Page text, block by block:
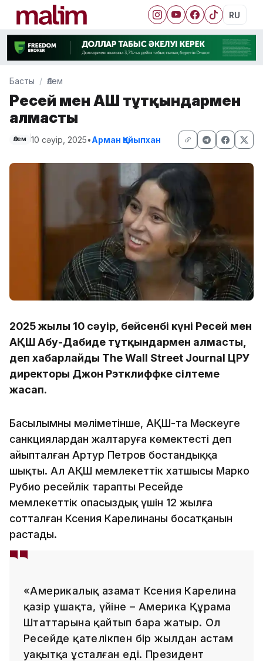
RU
Басты Әлем
Ресей мен АҚШ тұтқындармен
алмасты
Әлем 10 сәуір, 2025•Арман Қайыпхан
2025 жылғы 10 сәуір, бейсенбі күні Ресей мен
АҚШ Абу-Дабиде тұтқындармен алмасты,
деп хабарлайды The Wall Street Journal ЦРУ
директоры Джон Рэтклиффке сілтеме
жасап.
Басылымның мәліметінше, АҚШ-та Мәскеуге
санкциялардан жалтаруға көмектесті деп
айыпталған Артур Петров бостандыққа
шықты. Ал АҚШ мемлекеттік хатшысы Марко
Рубио ресейлік тараптың Ресейде
мемлекеттік опасыздық үшін 12 жылға
сотталған Ксения Карелинаны босатқанын
растады.
«Америкалық азамат Ксения Карелина
қазір ұшақта, үйіне – Америка Құрама
Штаттарына қайтып бара жатыр. Ол
Ресейде қателікпен бір жылдан астам
уақытқа ұсталған еді. Президент